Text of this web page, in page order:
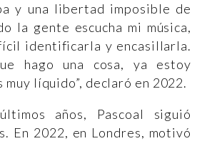
y una libertad imposible de
la gente escucha mi música,
identificarla y encasillarla.
hago una cosa, ya estoy
líquido”, declaró en 2022.
años, Pascoal siguió
En 2022, en Londres, motivó